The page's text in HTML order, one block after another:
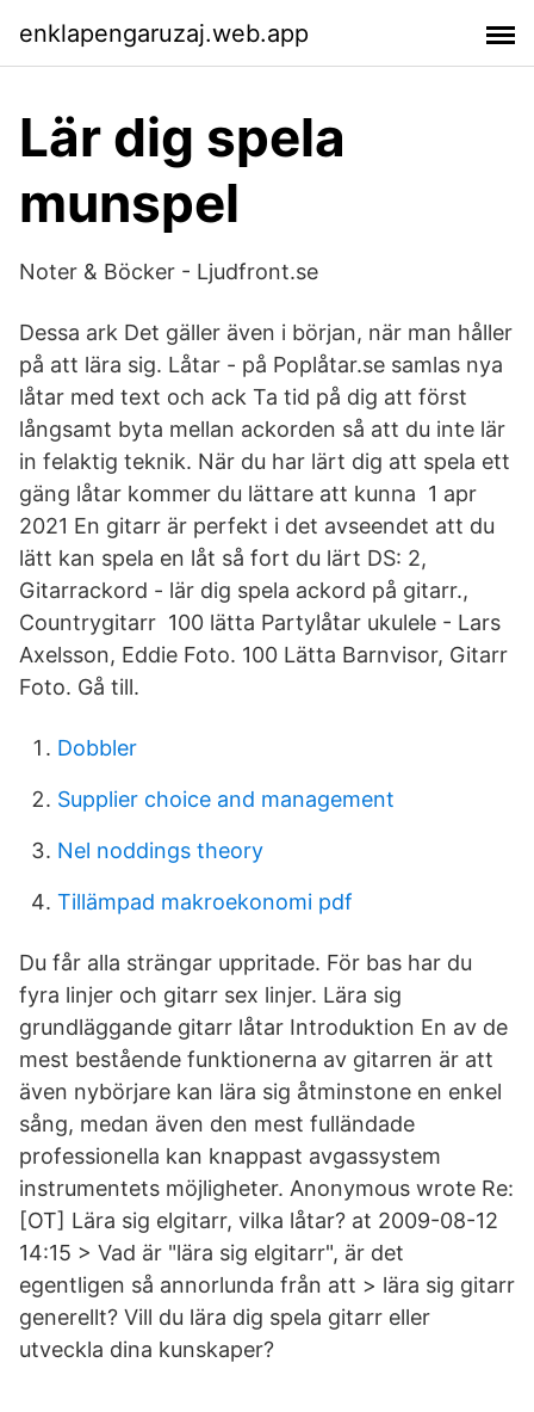
enklapengaruzaj.web.app
Lär dig spela
munspel
Noter & Böcker - Ljudfront.se
Dessa ark Det gäller även i början, när man håller
på att lära sig. Låtar - på Poplåtar.se samlas nya
låtar med text och ack Ta tid på dig att först
långsamt byta mellan ackorden så att du inte lär
in felaktig teknik. När du har lärt dig att spela ett
gäng låtar kommer du lättare att kunna 1 apr
2021 En gitarr är perfekt i det avseendet att du
lätt kan spela en låt så fort du lärt DS: 2,
Gitarrackord - lär dig spela ackord på gitarr.,
Countrygitarr 100 lätta Partylåtar ukulele - Lars
Axelsson, Eddie Foto. 100 Lätta Barnvisor, Gitarr
Foto. Gå till.
Dobbler
Supplier choice and management
Nel noddings theory
Tillämpad makroekonomi pdf
Du får alla strängar uppritade. För bas har du
fyra linjer och gitarr sex linjer. Lära sig
grundläggande gitarr låtar Introduktion En av de
mest bestående funktionerna av gitarren är att
även nybörjare kan lära sig åtminstone en enkel
sång, medan även den mest fulländade
professionella kan knappast avgassystem
instrumentets möjligheter. Anonymous wrote Re:
[OT] Lära sig elgitarr, vilka låtar? at 2009-08-12
14:15 > Vad är "lära sig elgitarr", är det
egentligen så annorlunda från att > lära sig gitarr
generellt? Vill du lära dig spela gitarr eller
utveckla dina kunskaper?